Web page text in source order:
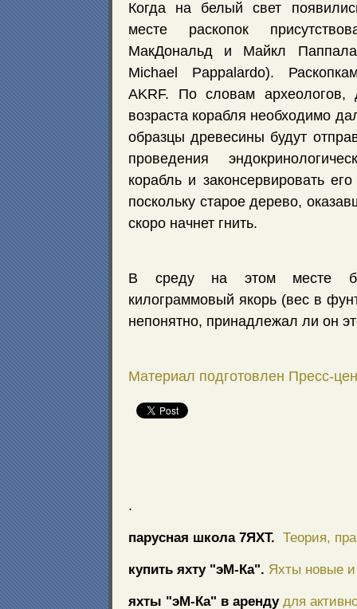
Когда на белый свет
месте раскопок
МакДональд и Майкл
Michael Pappalardo).
AKRF. По словам археологов,
возраста корабля необходимо
образцы древесины будут
проведения
корабль и законсервировать
поскольку старое дерево,
скоро начнет гнить.
В среду на этом месте
килограммовый якорь (вес в
непонятно, принадлежал ли он
Материал подготовлен Пресс-
.
парусная школа 7ЯХТ. Теория,
купить яхту "эМ-Ка". Яхты новые и
яхты "эМ-Ка" в аренду для